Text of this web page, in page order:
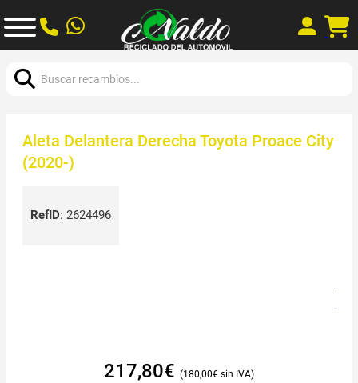
Aleta Delantera Derecha Toyota Proace City
(2020-)
RefID: 2624496
217,80€ 180,00€